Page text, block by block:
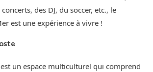
des DJ, du soccer, etc., le
est une expérience à vivre !
un espace multiculturel qui comprend